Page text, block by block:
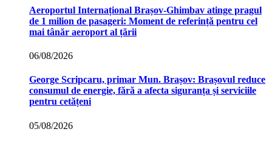
Aeroportul Internațional Brașov‑Ghimbav atinge pragul
de 1 milion de pasageri: Moment de referință pentru cel
mai tânăr aeroport al țării
06/08/2026
George Scripcaru, primar Mun. Brașov: Brașovul reduce
consumul de energie, fără a afecta siguranța și serviciile
pentru cetățeni
05/08/2026